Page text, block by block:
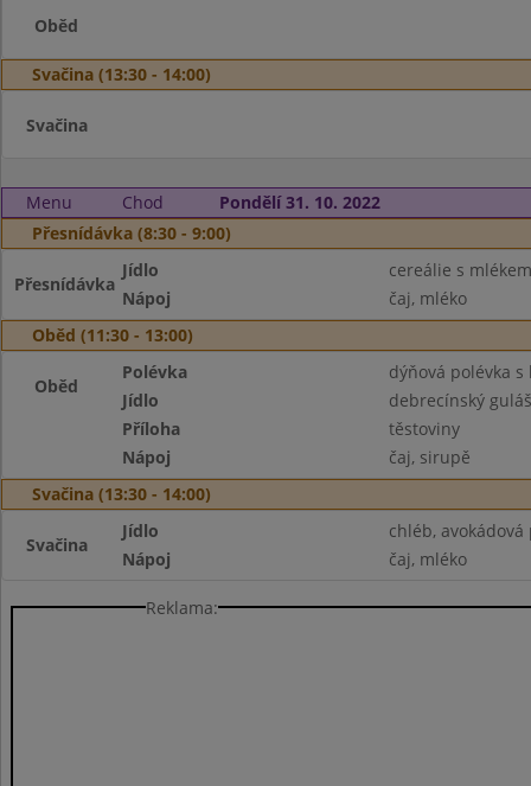
Oběd
Svačina (13:30 - 14:00)
Svačina
Menu Chod
Pondělí 31. 10. 2022
Přesnídávka (8:30 - 9:00)
Přesnídávka
Jídlo
cereálie s mlékem
Nápoj
čaj, mléko
Oběd (11:30 - 13:00)
Oběd
Polévka
dýňová polévka
Jídlo
debrecínský guláš
Příloha
těstoviny
Nápoj
čaj, sirupě
Svačina (13:30 - 14:00)
Svačina
Jídlo
chléb, avokádová
Nápoj
čaj, mléko
Reklama: